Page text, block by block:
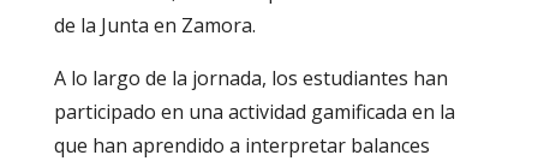
de la Junta en Zamora.
A lo largo de la jornada, los estudiantes han
participado en una actividad gamificada en la
que han aprendido a interpretar balances